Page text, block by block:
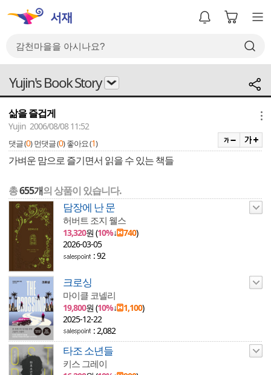
Yujin's Book Story
삶을 즐겁게
Yujin 2006/08/08 11:52
댓글 (0) 먼댓글 (0) 좋아요 (1)
가벼운 맘으로 즐기면서 읽을 수 있는 책들
총655개의 상품이 있습니다.
담장에 난 문
허버트 조지 웰스
13,320원 (10%↓ 740)
2026-03-05
: 92
크로싱
마이클 코넬리
19,800원 (10%↓ 1,100)
2025-12-22
: 2,082
타조 소년들
키스 그레이